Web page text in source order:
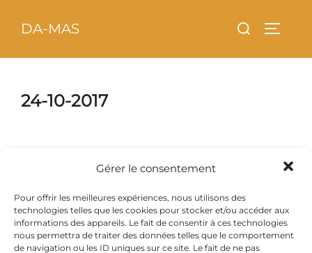
Gérer le consentement
Pour offrir les meilleures expériences, nous utilisons des
technologies telles que les cookies pour stocker et/ou accéder aux
informations des appareils. Le fait de consentir à ces technologies
nous permettra de traiter des données telles que le comportement
de navigation ou les ID uniques sur ce site. Le fait de ne pas
DA-MAS Rechercher :
24-10-2017